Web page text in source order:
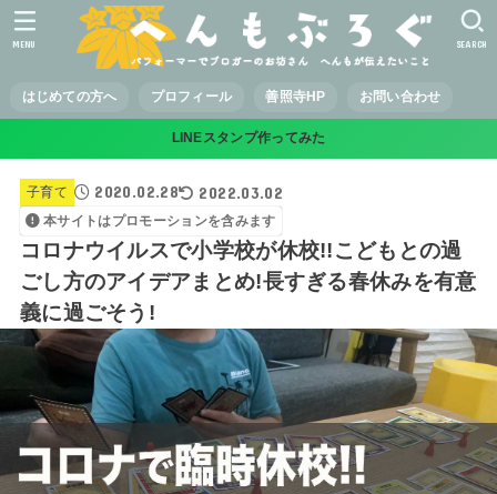
はじめての方へ プロフィール 善照寺HP お問い合わせ
SEARCH
MENU
LINEスタンプ作ってみた
子育て 2020.02.28 2022.03.02
本サイトはプロモーションを含みます
コロナウイルスで小学校が休校!!こどもとの過
ごし方のアイデアまとめ!長すぎる春休みを有意
義に過ごそう!